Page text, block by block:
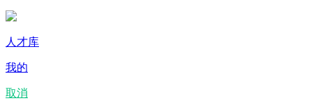
人才库
我的
取消